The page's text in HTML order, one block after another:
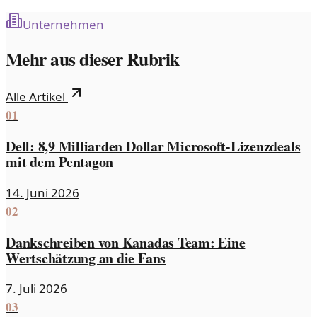
Unternehmen
Mehr aus dieser Rubrik
Alle Artikel
01
Dell: 8,9 Milliarden Dollar Microsoft-Lizenzdeals
mit dem Pentagon
14. Juni 2026
02
Dankschreiben von Kanadas Team: Eine
Wertschätzung an die Fans
7. Juli 2026
03